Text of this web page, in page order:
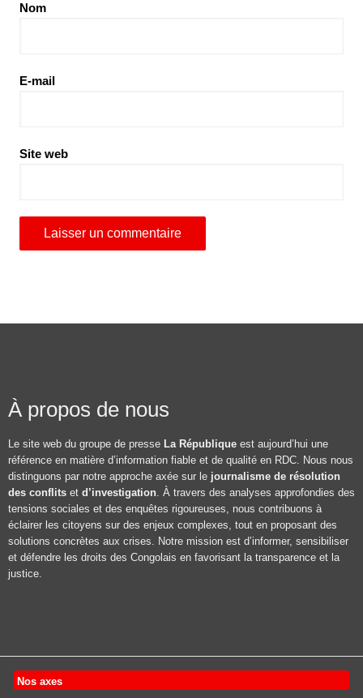
Nom
E-mail
Site web
À propos de nous
Le site web du groupe de presse La République est aujourd’hui une
référence en matière d’information fiable et de qualité en RDC. Nous nous
distinguons par notre approche axée sur le journalisme de résolution
des conflits et d’investigation. À travers des analyses approfondies des
tensions sociales et des enquêtes rigoureuses, nous contribuons à
éclairer les citoyens sur des enjeux complexes, tout en proposant des
solutions concrètes aux crises. Notre mission est d’informer, sensibiliser
et défendre les droits des Congolais en favorisant la transparence et la
justice.
Nos axes